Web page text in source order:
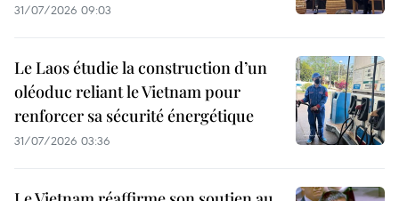
31/07/2026 09:03
Le Laos étudie la construction d’un
oléoduc reliant le Vietnam pour
renforcer sa sécurité énergétique
31/07/2026 03:36